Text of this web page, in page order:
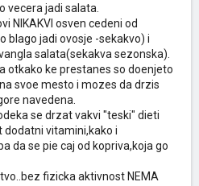
vecera jadi salata.
NIKAKVI osven cedeni od
blago jadi ovosje -sekakvo) i
salata(sekakva sezonska).
otkako ke prestanes so doenjeto
svoe mesto i mozes da drzis
navedena.
se drzat vakvi "teski" dieti
dodatni vitamini,kako i
da se pie caj od kopriva,koja go
fizicka aktivnost NEMA